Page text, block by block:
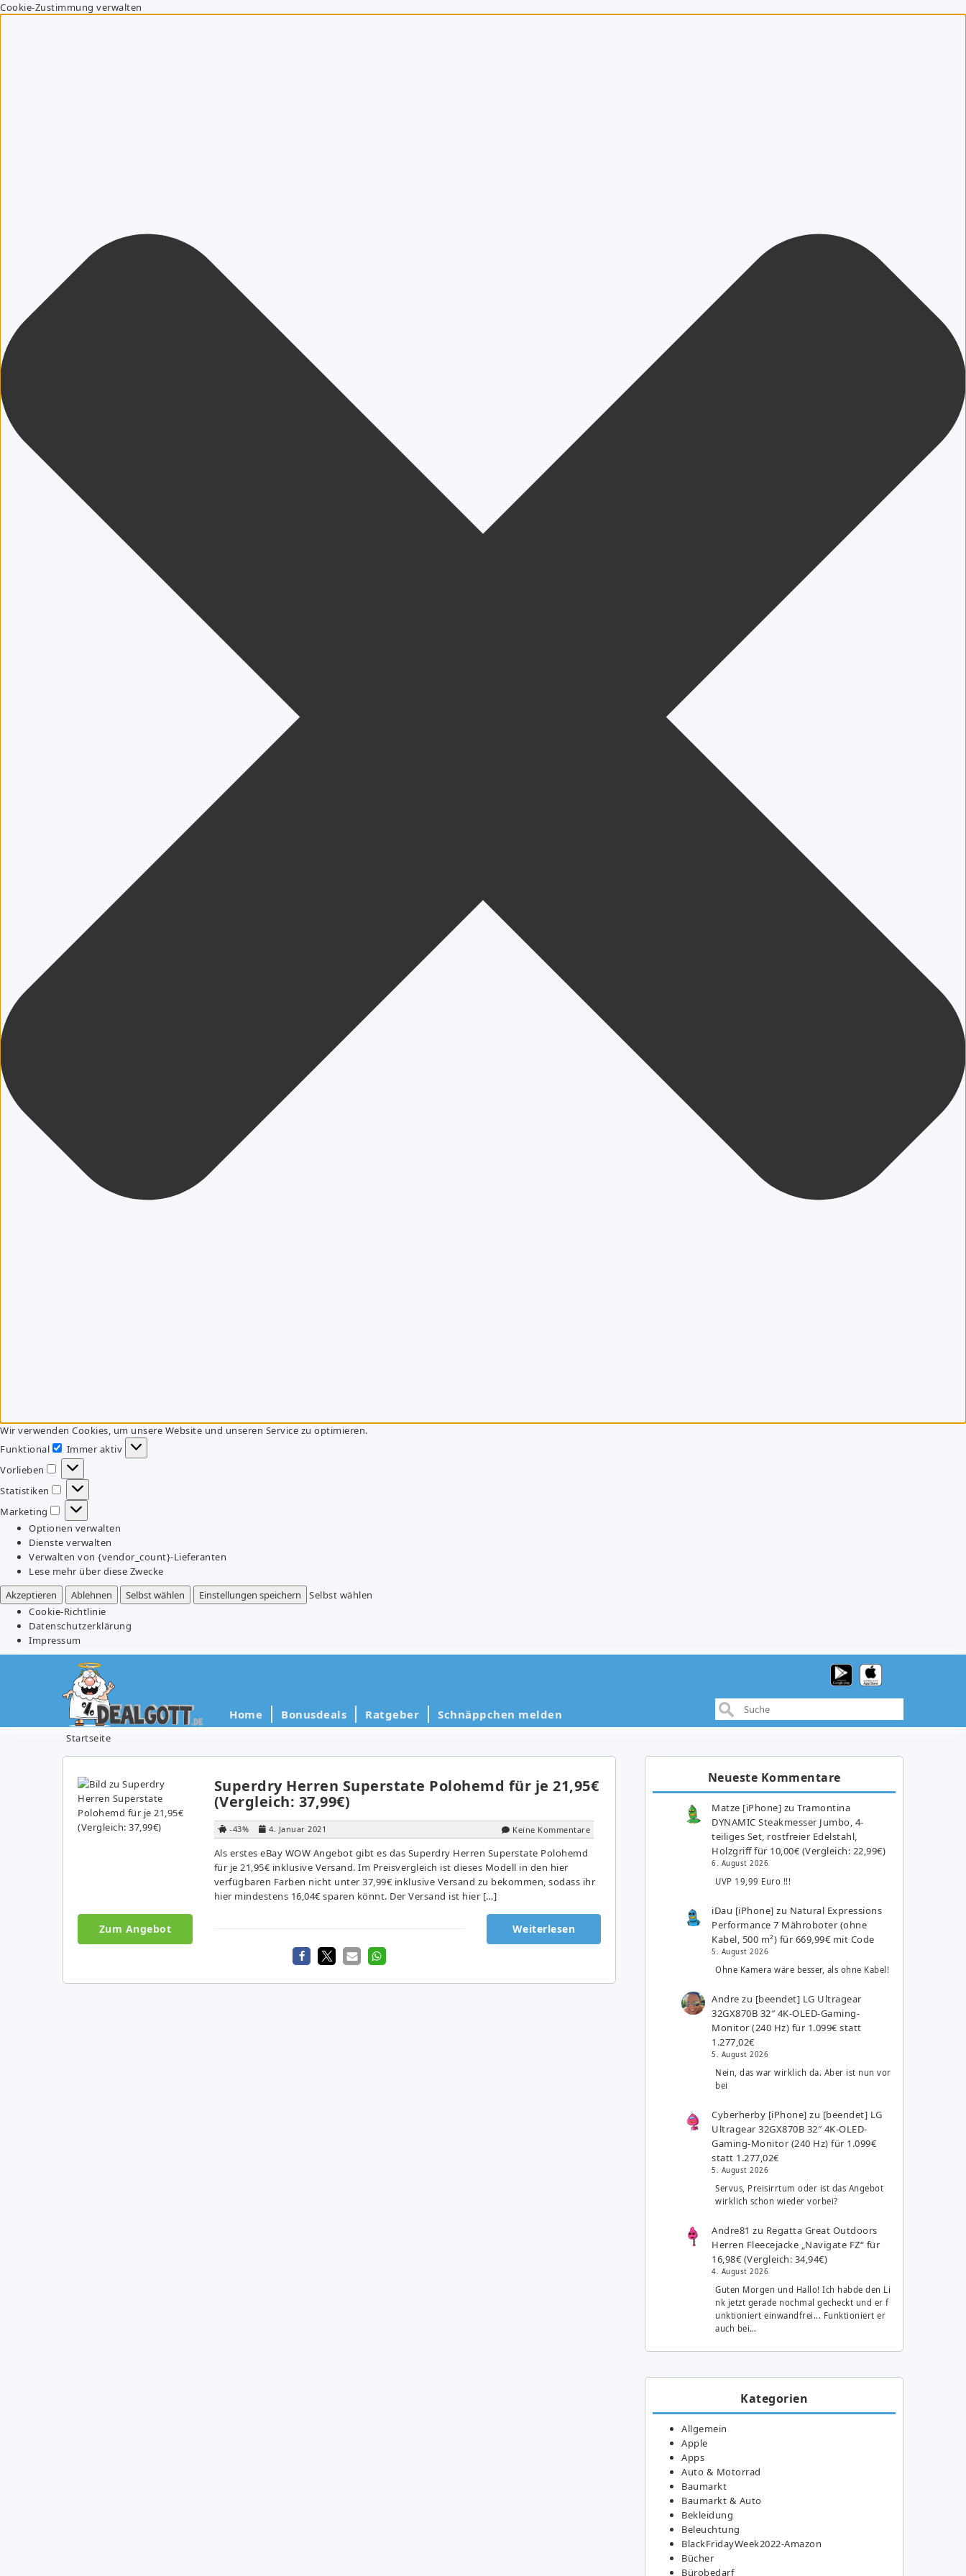
Cookie-Zustimmung verwalten
Wir verwenden Cookies, um unsere Website und unseren Service zu optimieren.
Funktional
Funktional
Immer aktiv
Vorlieben
Vorlieben
Statistiken
Statistiken
Marketing
Marketing
Optionen verwalten
Dienste verwalten
Verwalten von {vendor_count}-Lieferanten
Lese mehr über diese Zwecke
Akzeptieren
Ablehnen Selbst wählen Einstellungen speichern
Selbst wählen
Cookie-Richtlinie
Datenschutzerklärung
Impressum
Home Bonusdeals Ratgeber Schnäppchen melden
Startseite
Superdry Herren Superstate Polohemd für je 21,95€
(Vergleich: 37,99€)
-43% 4. Januar 2021 Keine Kommentare
Als erstes eBay WOW Angebot gibt es das Superdry Herren Superstate Polohemd
für je 21,95€ inklusive Versand. Im Preisvergleich ist dieses Modell in den hier
verfügbaren Farben nicht unter 37,99€ inklusive Versand zu bekommen, sodass ihr
hier mindestens 16,04€ sparen könnt. Der Versand ist hier […]
Zum Angebot Weiterlesen
Neueste Kommentare
Matze [iPhone] zuTramontina
DYNAMIC Steakmesser Jumbo, 4-
teiliges Set, rostfreier Edelstahl,
Holzgriff für 10,00€ (Vergleich: 22,99€)
6. August 2026
UVP 19,99 Euro !!!
iDau [iPhone] zu Natural Expressions
Performance 7 Mähroboter (ohne
Kabel, 500 m²) für 669,99€ mit Code
5. August 2026
Ohne Kamera wäre besser, als ohne Kabel!
Andre zu [beendet] LG Ultragear
32GX870B 32″ 4K-OLED-Gaming-
Monitor (240 Hz) für 1.099€ statt
1.277,02€
5. August 2026
Nein, das war wirklich da. Aber ist nun vor
bei
Cyberherby [iPhone] zu [beendet] LG
Ultragear 32GX870B 32″ 4K-OLED-
Gaming-Monitor (240 Hz) für 1.099€
statt 1.277,02€
5. August 2026
Servus, Preisirrtum oder ist das Angebot
wirklich schon wieder vorbei?
Andre81 zu Regatta Great Outdoors
Herren Fleecejacke „Navigate FZ“ für
16,98€ (Vergleich: 34,94€)
4. August 2026
Guten Morgen und Hallo! Ich habde den Li
nk jetzt gerade nochmal gecheckt und er f
unktioniert einwandfrei... Funktioniert er
auch bei…
Kategorien
Allgemein
Apple
Apps
Auto & Motorrad
Baumarkt
Baumarkt & Auto
Bekleidung
Beleuchtung
BlackFridayWeek2022-Amazon
Bücher
Bürobedarf